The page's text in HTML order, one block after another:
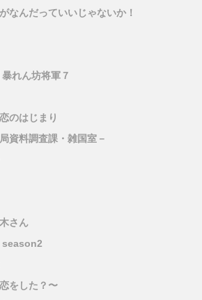
なんだっていいじゃないか！
れん坊将軍７
のはじまり
資料調査課・雑国室－
さん
season2
をした？〜